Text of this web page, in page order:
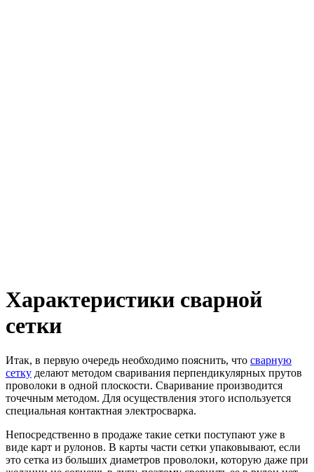
Характеристики сварной
сетки
Итак, в первую очередь необходимо пояснить, что сварную
сетку делают методом сваривания перпендикулярных прутов
проволоки в одной плоскости. Сваривание производится
точечным методом. Для осуществления этого используется
специальная контактная электросварка.
Непосредственно в продаже такие сетки поступают уже в
виде карт и рулонов. В карты части сетки упаковывают, если
это сетка из больших диаметров проволоки, которую даже при